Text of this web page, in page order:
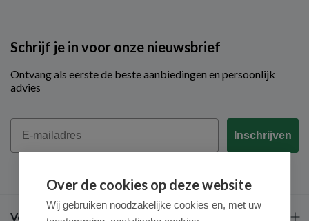
Schrijf je in voor onze nieuwsbrief
Ontvang als eerste de beste aanbiedingen en persoonlijk
advies
Email
Inschrijven
Veel gestelde vragen
Over de cookies op deze website
Wij gebruiken noodzakelijke cookies en, met uw